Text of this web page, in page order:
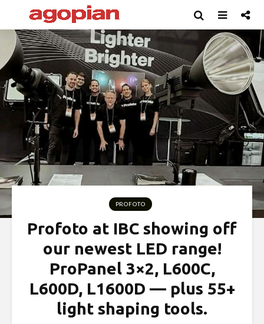
PROFOTO
Profoto at IBC showing off
our newest LED range!
ProPanel 3×2, L600C,
L600D, L1600D — plus 55+
light shaping tools.